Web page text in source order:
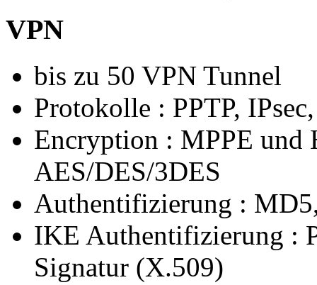
VPN
bis zu 50 VPN Tunnel
Protokolle : PPTP,
Encryption : MPPE und
AES/DES/3DES
Authentifizierung :
IKE Authentifizierung :
Signatur (X.509)